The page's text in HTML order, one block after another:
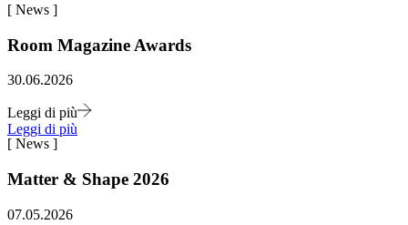
[ News ]
Room Magazine Awards
30.06.2026
Leggi di più
Leggi di più
[ News ]
Matter & Shape 2026
07.05.2026